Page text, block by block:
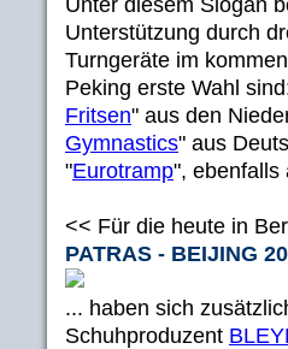
Unterstützung durch
Turngeräte im
Peking erste Wahl
Fritsen" aus den
Gymnastics" aus
"Eurotramp", ebenfalls
<< Für die heute in
PATRAS - BEIJING
... haben sich
Schuhproduzent